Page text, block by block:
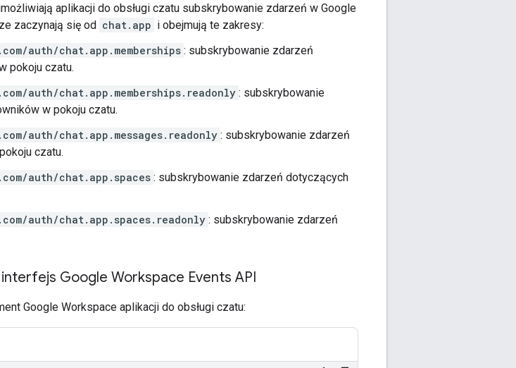
aplikacji do obsługi czatu subskrybowanie zdarzeń w Google
zaczynają się od chat.app i obejmują te zakresy:
auth/chat.app.memberships : subskrybowanie zdarzeń
pokoju czatu.
auth/chat.app.memberships.readonly : subskrybowanie
w pokoju czatu.
auth/chat.app.messages.readonly : subskrybowanie zdarzeń
czatu.
auth/chat.app.spaces : subskrybowanie zdarzeń dotyczących
auth/chat.app.spaces.readonly : subskrybowanie zdarzeń
Google Workspace Events API
Google Workspace aplikacji do obsługi czatu: